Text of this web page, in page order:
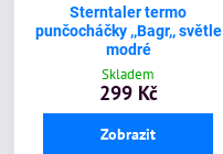
Sterntaler termo
punčocháčky ,,Bagr,, světle
modré
Skladem
299 Kč
Zobrazit